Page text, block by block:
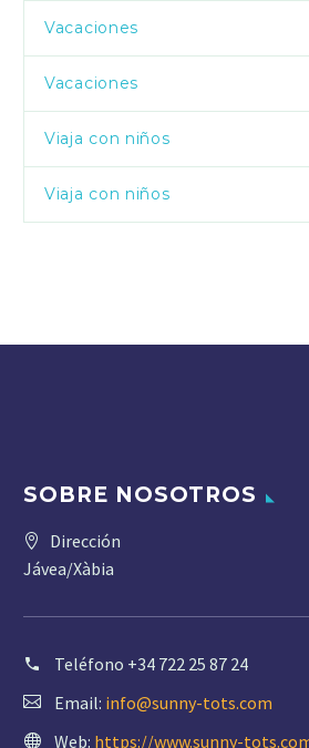
Vacaciones
Vacaciones
Viaja con niños
Viaja con niños
SOBRE NOSOTROS
Dirección
Jávea/Xàbia
Teléfono +34 722 25 87 24
Email: info@sunny-tots.com
Web: https://www.sunny-